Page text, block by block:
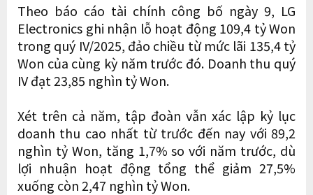
Theo báo cáo tài chính công bố ngày 9, LG
Electronics ghi nhận lỗ hoạt động 109,4 tỷ Won
trong quý IV/2025, đảo chiều từ mức lãi 135,4 tỷ
Won của cùng kỳ năm trước đó. Doanh thu quý
IV đạt 23,85 nghìn tỷ Won.
Xét trên cả năm, tập đoàn vẫn xác lập kỷ lục
doanh thu cao nhất từ trước đến nay với 89,2
nghìn tỷ Won, tăng 1,7% so với năm trước, dù
lợi nhuận hoạt động tổng thể giảm 27,5%
xuống còn 2,47 nghìn tỷ Won.